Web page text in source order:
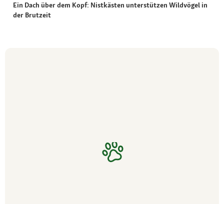
Ein Dach über dem Kopf: Nistkästen unterstützen Wildvögel in
der Brutzeit